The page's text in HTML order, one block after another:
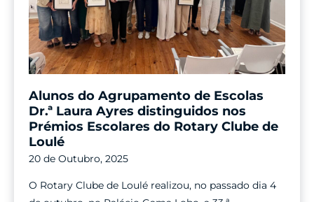
Alunos do Agrupamento de Escolas
Dr.ª Laura Ayres distinguidos nos
Prémios Escolares do Rotary Clube de
Loulé
20 de Outubro, 2025
O Rotary Clube de Loulé realizou, no passado dia 4